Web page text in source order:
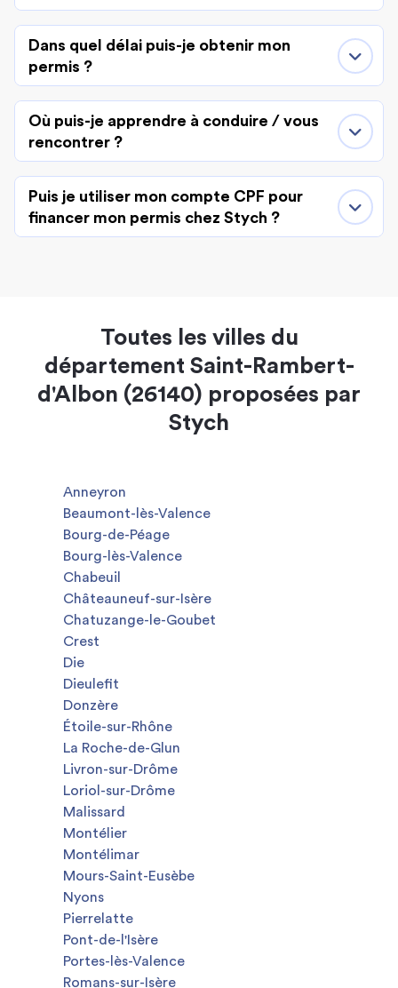
Dans quel délai puis-je obtenir mon
permis ?
Où puis-je apprendre à conduire / vous
rencontrer ?
Puis je utiliser mon compte CPF pour
financer mon permis chez Stych ?
Toutes les villes du
département Saint-Rambert-
d'Albon (26140) proposées par
Stych
Anneyron
Beaumont-lès-Valence
Bourg-de-Péage
Bourg-lès-Valence
Chabeuil
Châteauneuf-sur-Isère
Chatuzange-le-Goubet
Crest
Die
Dieulefit
Donzère
Étoile-sur-Rhône
La Roche-de-Glun
Livron-sur-Drôme
Loriol-sur-Drôme
Malissard
Montélier
Montélimar
Mours-Saint-Eusèbe
Nyons
Pierrelatte
Pont-de-l'Isère
Portes-lès-Valence
Romans-sur-Isère